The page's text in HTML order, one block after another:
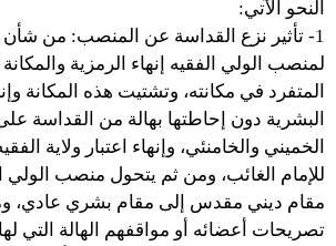
النحو الآتي:
1- تأثير نزع القداسة عن المنصب: من شأن
لمنصب الولي الفقيه إنهاء الرمزية
المتفرد في مكانته، وتشتيت هذه المكانة
البشرية دون إحاطتها بهالة من القداسة
الخميني والخامنئي، وإنهاء اعتبار ولاية
للإمام الغائب، ومن ثم يتحول منصب الولي
مقام ديني مقدس إلى مقام بشري عادي،
تصريحات أعضائه أو مواقفهم الهالة التي